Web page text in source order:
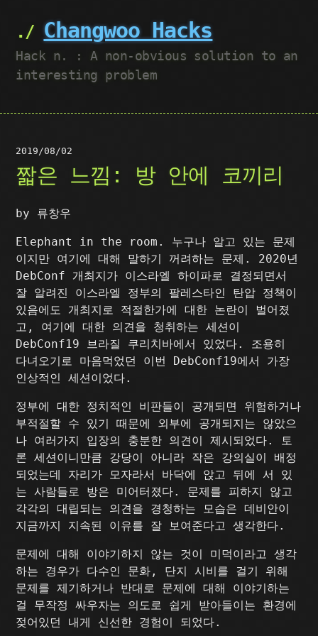
Changwoo Hacks
Hack n. : A non-obvious solution to an
interesting problem
2019/08/02
짧은 느낌: 방 안에 코끼리
by 류창우
Elephant in the room. 누구나 알고 있는 문제
이지만 여기에 대해 말하기 꺼려하는 문제. 2020년
DebConf 개최지가 이스라엘 하이파로 결정되면서
잘 알려진 이스라엘 정부의 팔레스타인 탄압 정책이
있음에도 개최지로 적절한가에 대한 논란이 벌어졌
고, 여기에 대한 의견을 청취하는 세션이
DebConf19 브라질 쿠리치바에서 있었다. 조용히
다녀오기로 마음먹었던 이번 DebConf19에서 가장
인상적인 세션이었다.
정부에 대한 정치적인 비판들이 공개되면 위험하거나
부적절할 수 있기 때문에 외부에 공개되지는 않았으
나 여러가지 입장의 충분한 의견이 제시되었다. 토
론 세션이니만큼 강당이 아니라 작은 강의실이 배정
되었는데 자리가 모자라서 바닥에 앉고 뒤에 서 있
는 사람들로 방은 미어터졌다. 문제를 피하지 않고
각각의 대립되는 의견을 경청하는 모습은 데비안이
지금까지 지속된 이유를 잘 보여준다고 생각한다.
문제에 대해 이야기하지 않는 것이 미덕이라고 생각
하는 경우가 다수인 문화, 단지 시비를 걸기 위해
문제를 제기하거나 반대로 문제에 대해 이야기하는
걸 무작정 싸우자는 의도로 쉽게 받아들이는 환경에
젖어있던 내게 신선한 경험이 되었다.